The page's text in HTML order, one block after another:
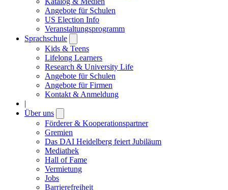
Angebote für Schulen
US Election Info
Veranstaltungsprogramm
Sprachschule
submenu
Kids & Teens
Lifelong Learners
Research & University Life
Angebote für Schulen
Angebote für Firmen
Kontakt & Anmeldung
|
Über uns
submenu
Förderer & Kooperationspartner
Gremien
Das DAI Heidelberg feiert Jubiläum
Mediathek
Hall of Fame
Vermietung
Jobs
Barrierefreiheit